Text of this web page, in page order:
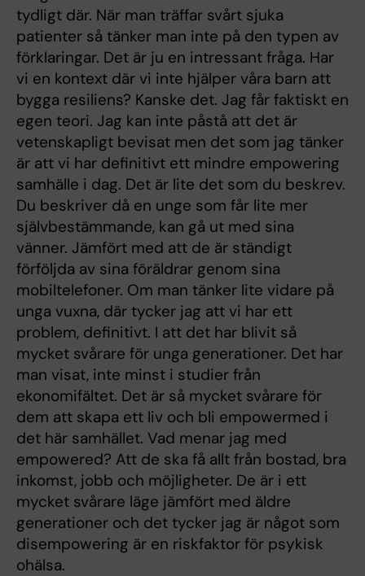
tydligt där. När man träffar svårt sjuka
patienter så tänker man inte på den typen av
förklaringar. Det är ju en intressant fråga. Har
vi en kontext där vi inte hjälper våra barn att
bygga resiliens? Kanske det. Jag får faktiskt en
egen teori. Jag kan inte påstå att det är
vetenskapligt bevisat men det som jag tänker
är att vi har definitivt ett mindre empowering
samhälle i dag. Det är lite det som du beskrev.
Du beskriver då en unge som får lite mer
självbestämmande, kan gå ut med sina
vänner. Jämfört med att de är ständigt
förföljda av sina föräldrar genom sina
mobiltelefoner. Om man tänker lite vidare på
unga vuxna, där tycker jag att vi har ett
problem, definitivt. I att det har blivit så
mycket svårare för unga generationer. Det har
man visat, inte minst i studier från
ekonomifältet. Det är så mycket svårare för
dem att skapa ett liv och bli empowermed i
det här samhället. Vad menar jag med
empowered? Att de ska få allt från bostad, bra
inkomst, jobb och möjligheter. De är i ett
mycket svårare läge jämfört med äldre
generationer och det tycker jag är något som
disempowering är en riskfaktor för psykisk
ohälsa.